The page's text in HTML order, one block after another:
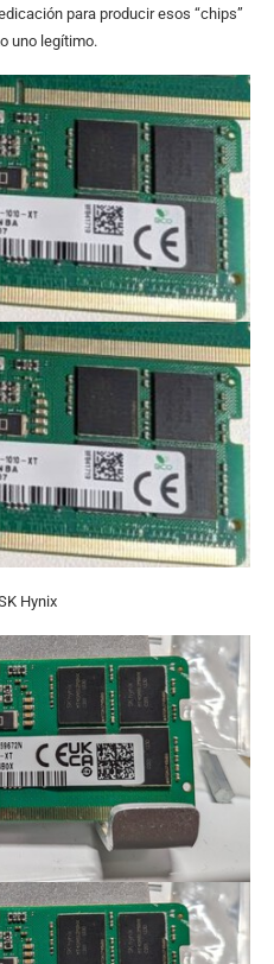
para producir esos “chips”
uno legítimo.
Hynix